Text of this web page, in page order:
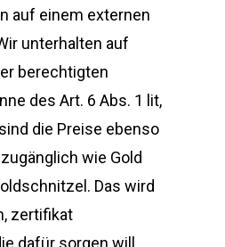
auf einem externen
unterhalten auf
berechtigten
des Art. 6 Abs. 1 lit,
die Preise ebenso
wie Gold
Das wird
zertifikat
dafür sorgen will.